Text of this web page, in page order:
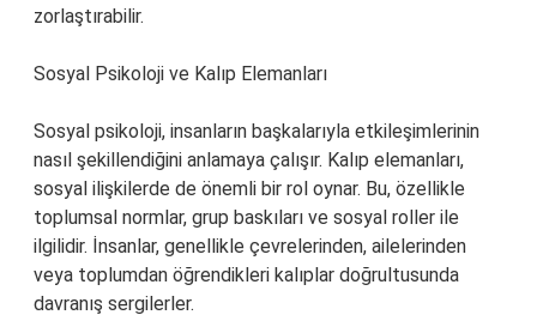
zorlaştırabilir.
Sosyal Psikoloji ve Kalıp Elemanları
Sosyal psikoloji, insanların başkalarıyla etkileşimlerinin
nasıl şekillendiğini anlamaya çalışır. Kalıp elemanları,
sosyal ilişkilerde de önemli bir rol oynar. Bu, özellikle
toplumsal normlar, grup baskıları ve sosyal roller ile
ilgilidir. İnsanlar, genellikle çevrelerinden, ailelerinden
veya toplumdan öğrendikleri kalıplar doğrultusunda
davranış sergilerler.